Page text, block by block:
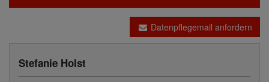
Datenpflegemail anfordern
Stefanie Holst